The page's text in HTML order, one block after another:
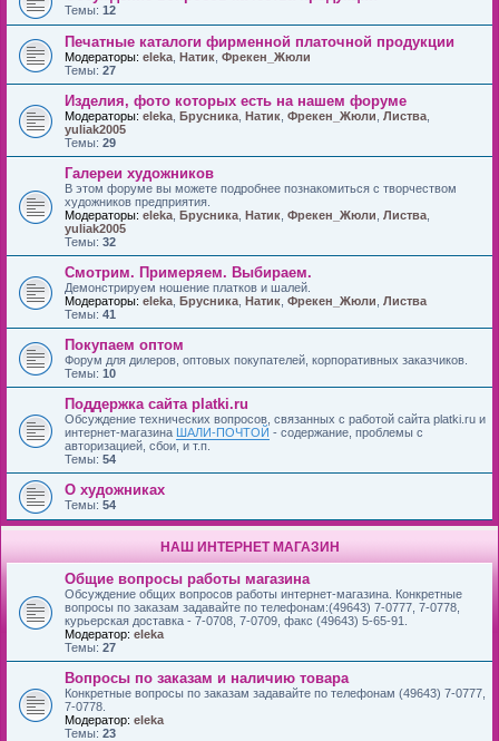
Темы: 12
Печатные каталоги фирменной платочной продукции
Модераторы: eleka Натик Фрекен_Жюли
Темы: 27
Изделия, фото которых есть на нашем форуме
Модераторы: eleka Брусника Натик Фрекен_Жюли Листва
yuliak2005
Темы: 29
Галереи художников
В этом форуме вы можете подробнее познакомиться с творчеством
художников предприятия.
Модераторы: eleka Брусника Натик Фрекен_Жюли Листва
yuliak2005
Темы: 32
Смотрим. Примеряем. Выбираем.
Демонстрируем ношение платков и шалей.
Модераторы: eleka Брусника Натик Фрекен_Жюли Листва
Темы: 41
Покупаем оптом
Форум для дилеров, оптовых покупателей, корпоративных заказчиков.
Темы: 10
Поддержка сайта platki.ru
Обсуждение технических вопросов, связанных с работой сайта platki.ru и
интернет-магазина ШАЛИ-ПОЧТОЙ - содержание, проблемы с
авторизацией, сбои, и т.п.
Темы: 54
О художниках
Темы: 54
НАШ ИНТЕРНЕТ МАГАЗИН
Общие вопросы работы магазина
Обсуждение общих вопросов работы интернет-магазина. Конкретные
вопросы по заказам задавайте по телефонам:(49643) 7-0777, 7-0778,
курьерская доставка - 7-0708, 7-0709, факс (49643) 5-65-91.
Модератор: eleka
Темы: 27
Вопросы по заказам и наличию товара
Конкретные вопросы по заказам задавайте по телефонам (49643) 7-0777,
7-0778.
Модератор: eleka
Темы: 23